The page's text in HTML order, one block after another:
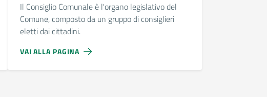
Il Consiglio Comunale è l'organo legislativo del
Comune, composto da un gruppo di consiglieri
eletti dai cittadini.
VAI ALLA PAGINA